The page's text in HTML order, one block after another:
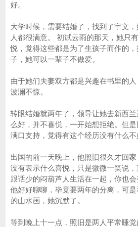
好。
大学时候，需要结婚了，找到了宇文
人都很满意。 初试云雨的那天，她只
悦，觉得这些都是为了生孩子而作的
子，她可以一辈子不做爱。
由于她们夫妻双方都是兴趣在书里的人
波澜不惊。
转眼结婚就两年了，领导让她去新西
么好，并不喜悦，一开始想拒绝。但
满口支持，觉得有这个经历没有什么不
出国的前一天晚上，他照旧很久才回
没有表示什么喜悦，只是微微一笑说，
跟话少的闷葫芦人生活在一起，你也
他好好聊聊，毕竟要两年的分离，可
的山水画，她沉默了。
等到晚上十一点，照旧是两人平常睡